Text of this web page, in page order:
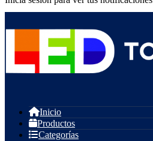
Inicio
Productos
Categorías